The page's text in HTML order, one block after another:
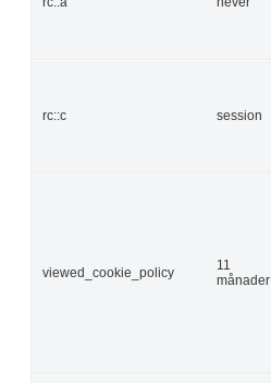
rc::c session
viewed_cookie_policy
11
månader